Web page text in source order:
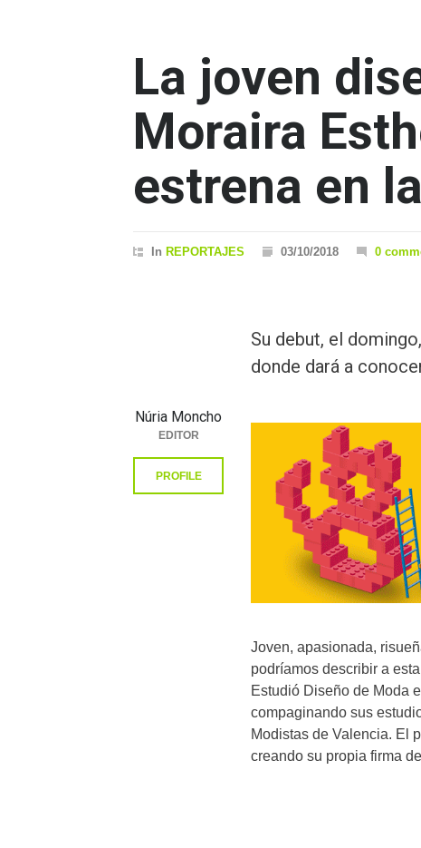
La joven
Moraira
estrena en
In REPORTAJES 03/10/2018 0
Su debut, el
donde dará a
Joven, apasionada,
podríamos describir a
Estudió Diseño de Moda
compaginando sus
Modistas de Valencia. El
creando su propia firma
Núria Moncho
EDITOR
PROFILE